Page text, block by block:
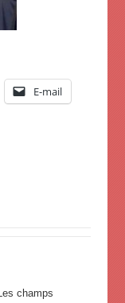
E-mail
champs